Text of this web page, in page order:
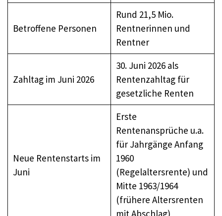
Betroffene Personen
Rund 21,5 Mio.
Rentnerinnen und
Rentner
Zahltag im Juni 2026
30. Juni 2026 als
Rentenzahltag für
gesetzliche Renten
Neue Rentenstarts im
Juni
Erste
Rentenansprüche u.a.
für Jahrgänge Anfang
1960
(Regelaltersrente) und
Mitte 1963/1964
(frühere Altersrenten
mit Abschlag)